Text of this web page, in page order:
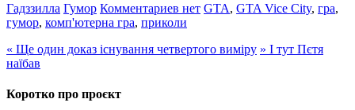
Гадззилла Гумор Комментариев нет GTA, GTA Vice City, гра,
гумор, комп'ютерна гра, приколи
« Ще один доказ існування четвертого виміру » І тут Пєтя
наїбав
Коротко про проєкт